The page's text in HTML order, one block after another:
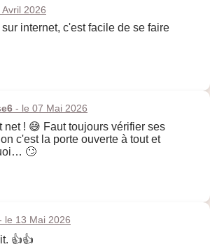
2026
internet, c'est facile de se faire
- le 07 Mai 2026
net ! 😅 Faut toujours vérifier ses
c'est la porte ouverte à tout et
🙄
le 13 Mai 2026
👍👍